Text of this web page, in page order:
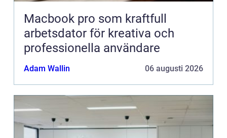
Macbook pro som kraftfull
arbetsdator för kreativa och
professionella användare
Adam Wallin 06 augusti 2026